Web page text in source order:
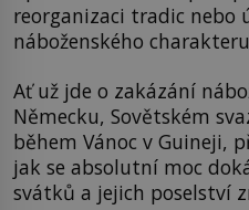
reorganizaci tradic nebo
náboženského
Ať už jde o zakázání
Německu, Sovětském
během Vánoc v Guineji,
jak se absolutní moc
svátků a jejich poselství